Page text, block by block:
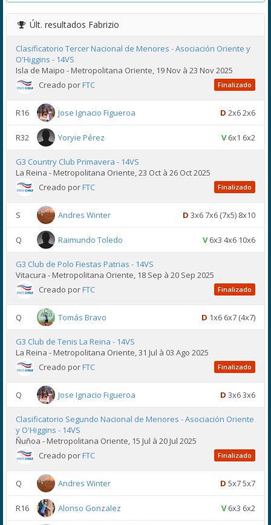
Últ. resultados Fabrizio
Clasificatorio Tercer Nacional de Menores - Asociación Oriente y
O'Higgins - 14VS
Isla de Maipo - Metropolitana Oriente, 19 Nov à 23 Nov 2025
Creado porFTC Finalizado
R16 Jose Ignacio Figueroa D 2x6 2x6
R32 Yoryie Pérez V6x1 6x2
G3 Country Club Primavera - 14VS
La Reina - Metropolitana Oriente, 23 Oct à 26 Oct 2025
Creado porFTC Finalizado
S Andres Winter D 3x6 7x6 (7x5) 8x10
Q Raimundo Toledo V6x3 4x6 10x6
G3 Club de Polo Fiestas Patrias - 14VS
Vitacura - Metropolitana Oriente, 18 Sep à 20 Sep 2025
Creado porFTC Finalizado
Q Tomás Bravo D 1x6 6x7 (4x7)
G3 Club de Tenis La Reina - 14VS
La Reina - Metropolitana Oriente, 31 Jul à 03 Ago 2025
Creado porFTC Finalizado
Q Jose Ignacio Figueroa D 3x6 3x6
Clasificatorio Segundo Nacional de Menores - Asociación Oriente
y O'Higgins - 14VS
Ñuñoa - Metropolitana Oriente, 15 Jul à 20 Jul 2025
Creado porFTC Finalizado
Q Andres Winter D 5x7 5x7
R16 Alonso Gonzalez V6x3 6x2